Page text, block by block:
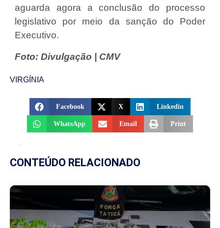
aguarda agora a conclusão do processo
legislativo por meio da sanção do Poder
Executivo.
Foto: Divulgação | CMV
VIRGÍNIA
Facebook X Linkedin
WhatsApp Email Print
CONTEÚDO RELACIONADO